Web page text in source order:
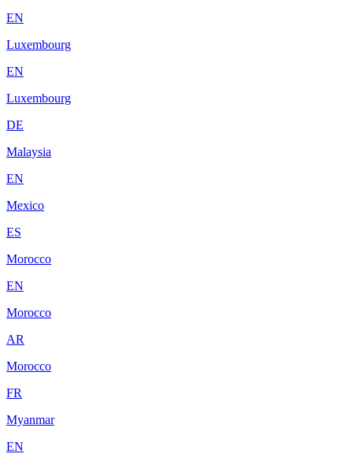
EN
Luxembourg
EN
Luxembourg
DE
Malaysia
EN
Mexico
ES
Morocco
EN
Morocco
AR
Morocco
FR
Myanmar
EN